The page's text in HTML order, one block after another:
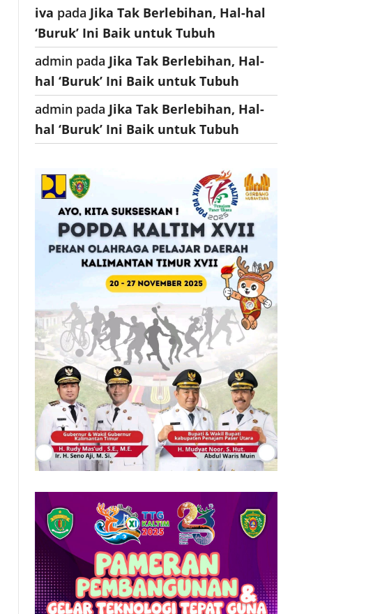
iva pada Jika Tak Berlebihan, Hal-hal
‘Buruk’ Ini Baik untuk Tubuh
admin pada Jika Tak Berlebihan, Hal-
hal ‘Buruk’ Ini Baik untuk Tubuh
admin pada Jika Tak Berlebihan, Hal-
hal ‘Buruk’ Ini Baik untuk Tubuh